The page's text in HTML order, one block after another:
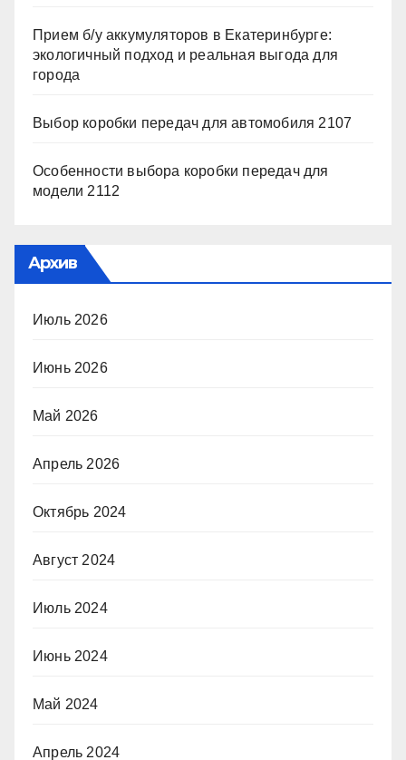
Прием б/у аккумуляторов в Екатеринбурге:
экологичный подход и реальная выгода для
города
Выбор коробки передач для автомобиля 2107
Особенности выбора коробки передач для
модели 2112
Архив
Июль 2026
Июнь 2026
Май 2026
Апрель 2026
Октябрь 2024
Август 2024
Июль 2024
Июнь 2024
Май 2024
Апрель 2024